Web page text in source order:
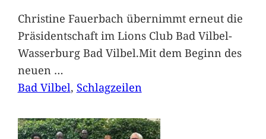
Christine Fauerbach übernimmt erneut die
Präsidentschaft im Lions Club Bad Vilbel-
Wasserburg Bad Vilbel.Mit dem Beginn des
neuen …
Bad Vilbel, Schlagzeilen